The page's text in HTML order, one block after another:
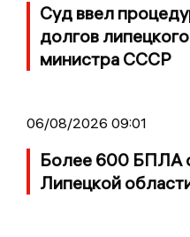
Суд ввел
долгов
министра СССР
06/08/2026 09:01
Более 600 БПЛА
Липецкой